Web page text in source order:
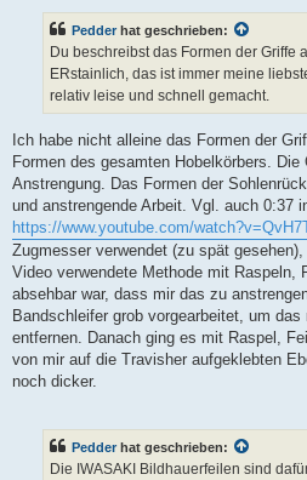
Pedder hat geschrieben:
Du beschreibst das Formen der Griffe
ERstainlich, das ist immer meine
relativ leise und schnell gemacht.
Ich habe nicht alleine das Formen der
Formen des gesamten Hobelkörbers.
Anstrengung. Das Formen der
und anstrengende Arbeit. Vgl. auch 0:37
https://www.youtube.com/
Zugmesser verwendet (zu spät
Video verwendete Methode mit Raspeln,
absehbar war, dass mir das zu
Bandschleifer grob vorgearbeitet, um
entfernen. Danach ging es mit Raspel,
von mir auf die Travisher aufgeklebten
noch dicker.
Pedder hat geschrieben:
Die IWASAKI Bildhauerfeilen sind